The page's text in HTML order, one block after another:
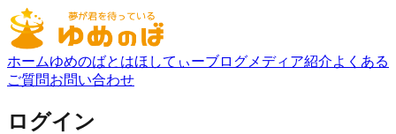
ホームゆめのばとはほしてぃーブログ メディア紹介よくある
ご質問お問い合わせ
ログイン